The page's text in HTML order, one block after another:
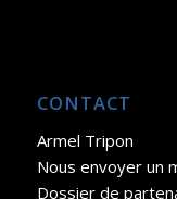
CONTACT
Armel Tripon
Nous envoyer un
Dossier de